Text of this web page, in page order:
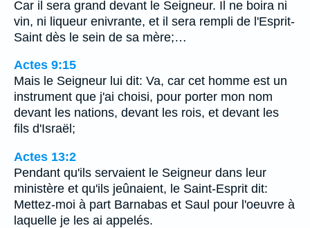
Car il sera grand devant le Seigneur. Il ne boira ni
vin, ni liqueur enivrante, et il sera rempli de l'Esprit-
Saint dès le sein de sa mère;…
Actes 9:15
Mais le Seigneur lui dit: Va, car cet homme est un
instrument que j'ai choisi, pour porter mon nom
devant les nations, devant les rois, et devant les
fils d'Israël;
Actes 13:2
Pendant qu'ils servaient le Seigneur dans leur
ministère et qu'ils jeûnaient, le Saint-Esprit dit:
Mettez-moi à part Barnabas et Saul pour l'oeuvre à
laquelle je les ai appelés.